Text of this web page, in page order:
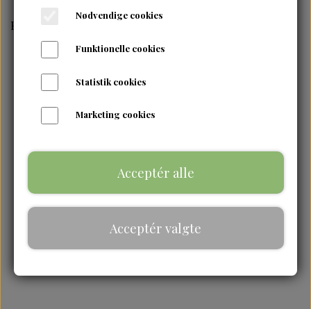
Forside Blue Magic-Argan Oil Leave-In 390 g
Nødvendige cookies
Funktionelle cookies
Statistik cookies
Marketing cookies
Acceptér alle
Acceptér valgte